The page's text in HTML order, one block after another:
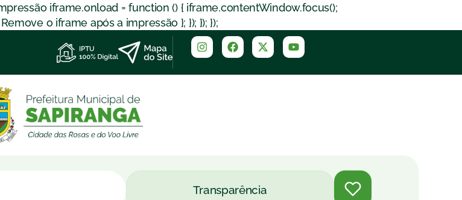
iframe.onload = function () { iframe.contentWindow.focus();
o iframe após a impressão }; }); }); });
Transparência